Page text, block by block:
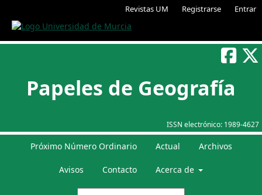
Revistas UM Registrarse Entrar
ISSN electrónico: 1989-4627
Papeles de Geografía
Próximo Número Ordinario Actual Archivos
Avisos Contacto Acerca de